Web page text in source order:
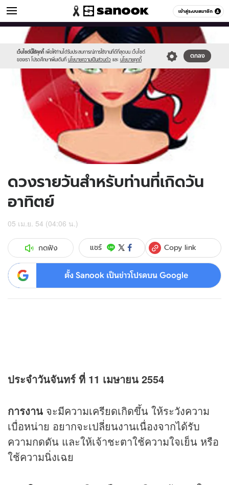
เข้าสู่ระบบสมาชิก
ดูดวง หมวดอื่นๆ
เว็บไซต์นี้ใช้คุกกี้ เพื่อให้ท่านได้รับประสบการณ์การใช้งานที่ดีที่สุดบน เว็บไซต์
ของเรา โปรดศึกษาเพิ่มเติมที่ นโยบายความเป็นส่วนตัว และ นโยบายคุกกี้
ตกลง
Sanook
//s.isanook.com/sr/0/images/logo-
sanook.png
//s.isanook.com/ho/0/ud/2/12593/170-
ดวงรายวันสำหรับท่านที่เกิดวัน
อาทิตย์
05 เม.ย. 54 (04:06 น.)
กดฟัง แชร์ Copy link
ตั้ง Sanook เป็นข่าวโปรดบน Google
ประจำวันจันทร์ ที่ 11 เมษายน 2554
การงาน จะมีความเครียดเกิดขึ้น ให้ระวังความ
เบื่อหน่าย อยากจะเปลี่ยนงานเนื่องจากได้รับ
ความกดดัน และให้เจ้าชะตาใช้ความใจเย็น หรือ
ใช้ความนิ่งเฉย